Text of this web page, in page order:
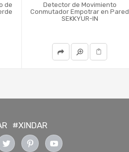
de
Detector de Movimiento
Conmutador Empotrar en Pared
SEKKYUR-IN
#XINDAR